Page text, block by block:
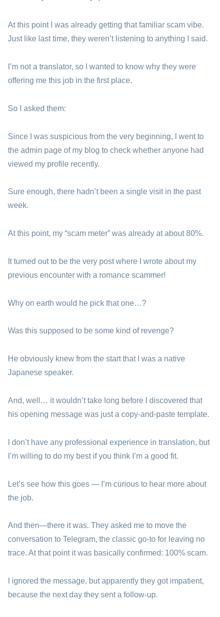
At this point I was already getting that familiar scam vibe.
Just like last time, they weren’t listening to anything I said.
I’m not a translator, so I wanted to know why they were
offering me this job in the first place.
So I asked them:
Since I was suspicious from the very beginning, I went to
the admin page of my blog to check whether anyone had
viewed my profile recently.
Sure enough, there hadn’t been a single visit in the past
week.
At this point, my “scam meter” was already at about 80%.
It turned out to be the very post where I wrote about my
previous encounter with a romance scammer!
Why on earth would he pick that one…?
Was this supposed to be some kind of revenge?
He obviously knew from the start that I was a native
Japanese speaker.
And, well… it wouldn’t take long before I discovered that
his opening message was just a copy-and-paste template.
I don’t have any professional experience in translation, but
I’m willing to do my best if you think I’m a good fit.
Let’s see how this goes — I’m curious to hear more about
the job.
And then—there it was. They asked me to move the
conversation to Telegram, the classic go-to for leaving no
trace. At that point it was basically confirmed: 100% scam.
I ignored the message, but apparently they got impatient,
because the next day they sent a follow-up.